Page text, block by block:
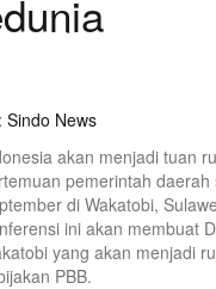
Sindo News
akan menjadi tuan
pemerintah daerah
di Wakatobi,
ini akan membuat
yang akan menjadi
PBB.